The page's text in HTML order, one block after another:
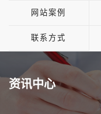
网站案例
联系方式
资讯中心